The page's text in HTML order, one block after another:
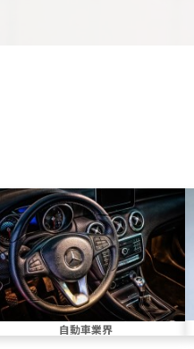
自動車業界